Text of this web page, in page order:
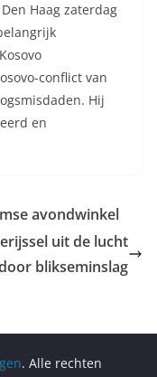
Haag zaterdag
conflict van
Hij
en
avondwinkel
uit de lucht
blikseminslag
. Alle rechten